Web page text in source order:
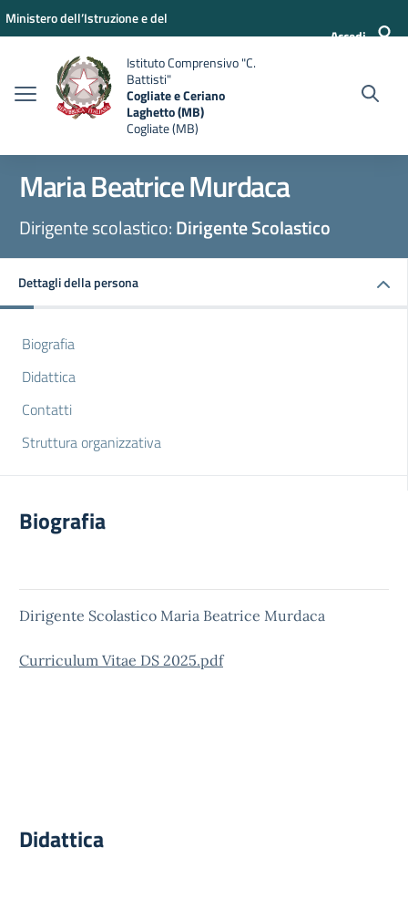
Vai ai contenuti
Vai al menu di navigazione
Vai al footer
Ministero dell’Istruzione e del
Accedi
Istituto Comprensivo "C.
Battisti"
Cogliate e Ceriano
Laghetto (MB)
Cogliate (MB)
Maria Beatrice Murdaca
Dirigente scolastico:Dirigente Scolastico
Dettagli della persona
Biografia
Didattica
Contatti
Struttura organizzativa
Biografia
Dirigente Scolastico Maria Beatrice Murdaca
Curriculum Vitae DS 2025.pdf
Didattica